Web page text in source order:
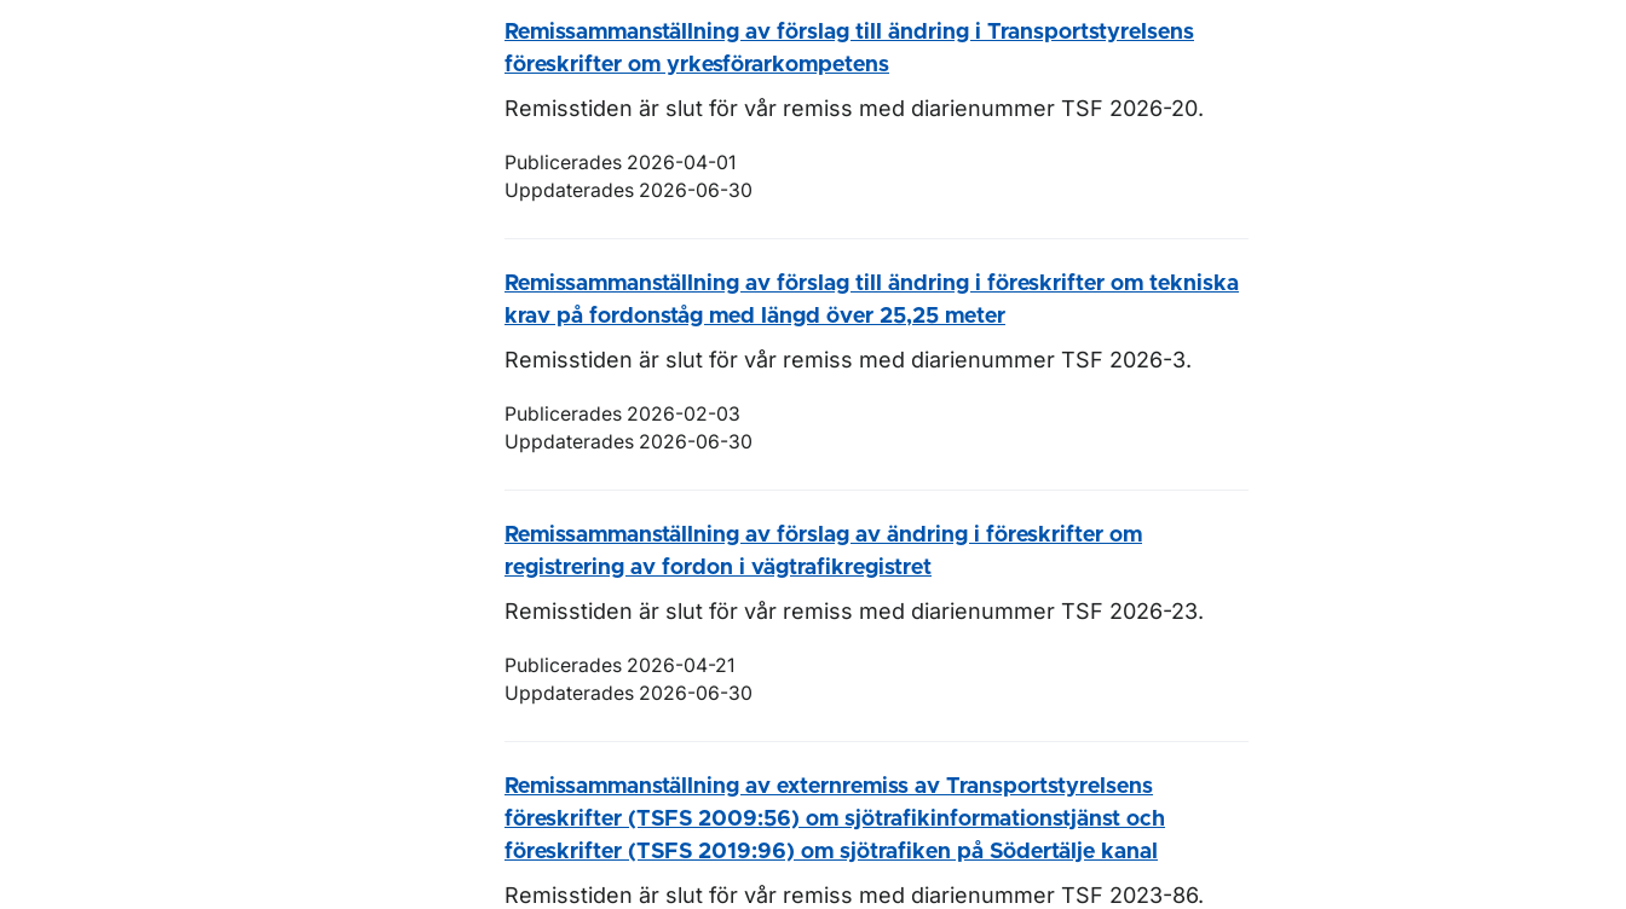
Remissammanställning av förslag till ändring i Transportstyrelsens
föreskrifter om yrkesförarkompetens
Remisstiden är slut för vår remiss med diarienummer TSF 2026-20.
Publicerades 2026-04-01
Uppdaterades 2026-06-30
Remissammanställning av förslag till ändring i föreskrifter om tekniska
krav på fordonståg med längd över 25,25 meter
Remisstiden är slut för vår remiss med diarienummer TSF 2026-3.
Publicerades 2026-02-03
Uppdaterades 2026-06-30
Remissammanställning av förslag av ändring i föreskrifter om
registrering av fordon i vägtrafikregistret
Remisstiden är slut för vår remiss med diarienummer TSF 2026-23.
Publicerades 2026-04-21
Uppdaterades 2026-06-30
Remissammanställning av externremiss av Transportstyrelsens
föreskrifter (TSFS 2009:56) om sjötrafikinformationstjänst och
föreskrifter (TSFS 2019:96) om sjötrafiken på Södertälje kanal
Remisstiden är slut för vår remiss med diarienummer TSF 2023-86.